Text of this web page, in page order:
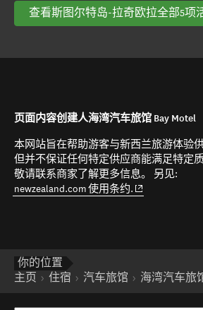
查看斯图尔特岛-拉奇欧拉全部5项
页面内容创建人海湾汽车旅馆 Bay Motel
本网站旨在帮助游客与新西兰旅游体验
但并不保证任何特定供应商能满足特定
敬请联系商家了解更多信息。 另见:
newzealand.com 使用条约. (opens in new
你的位置
主页
住宿 汽车旅馆 海湾汽车旅